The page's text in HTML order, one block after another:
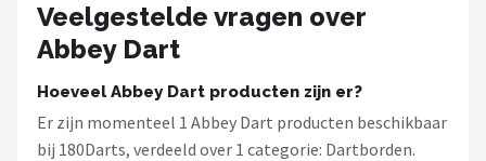
Veelgestelde vragen over
Abbey Dart
Hoeveel Abbey Dart producten zijn er?
Er zijn momenteel 1 Abbey Dart producten beschikbaar
bij 180Darts, verdeeld over 1 categorie: Dartborden.